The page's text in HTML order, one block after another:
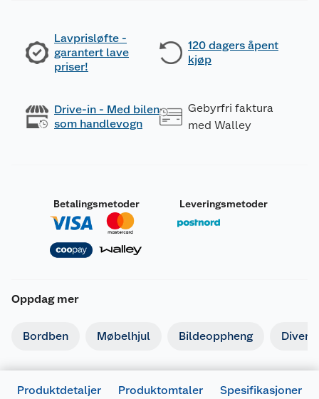
Lavprisløfte -
garantert lave
priser!
120 dagers åpent
kjøp
Drive-in - Med bilen
som handlevogn
Gebyrfri faktura
med Walley
Betalingsmetoder Leveringsmetoder
Oppdag mer
Bordben Møbelhjul Bildeoppheng
Produktdetaljer Produktomtaler Spesifikasjoner